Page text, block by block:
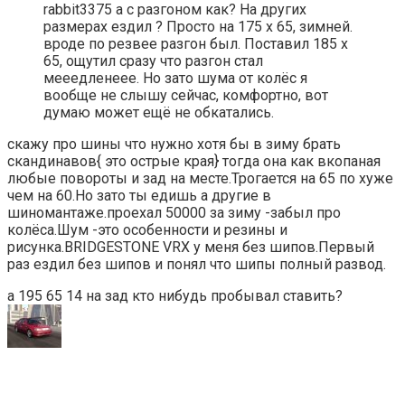
rabbit3375 а с разгоном как? На других
размерах ездил ? Просто на 175 х 65, зимней.
вроде по резвее разгон был. Поставил 185 х
65, ощутил сразу что разгон стал
мееедленеее. Но зато шума от колёс я
вообще не слышу сейчас, комфортно, вот
думаю может ещё не обкатались.
скажу про шины что нужно хотя бы в зиму брать
скандинавов{ это острые края} тогда она как вкопаная
любые повороты и зад на месте.Трогается на 65 по хуже
чем на 60.Но зато ты едишь а другие в
шиномантаже.проехал 50000 за зиму -забыл про
колёса.Шум -это особенности и резины и
рисунка.BRIDGESTONE VRX у меня без шипов.Первый
раз ездил без шипов и понял что шипы полный развод.
а 195 65 14 на зад кто нибудь пробывал ставить?